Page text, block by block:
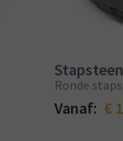
Ronde
Vanaf: €